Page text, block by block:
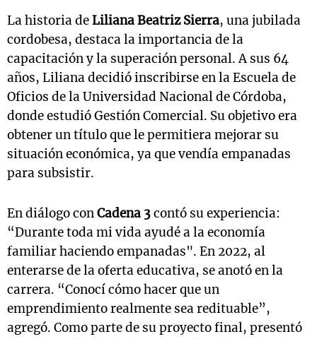
La historia deLiliana Beatriz Sierra, una jubilada
cordobesa, destaca la importancia de la
capacitación y la superación personal. A sus 64
años, Liliana decidió inscribirse en la Escuela de
Oficios de la Universidad Nacional de Córdoba,
donde estudió Gestión Comercial. Su objetivo era
obtener un título que le permitiera mejorar su
situación económica, ya que vendía empanadas
para subsistir.
En diálogo conCadena 3contó su experiencia:
“Durante toda mi vida ayudé a la economía
familiar haciendo empanadas". En 2022, al
enterarse de la oferta educativa, se anotó en la
carrera. “Conocí cómo hacer que un
emprendimiento realmente sea redituable”,
agregó. Como parte de su proyecto final, presentó